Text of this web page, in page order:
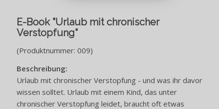
E-Book "Urlaub mit chronischer
Verstopfung"
(Produktnummer: 009)
Beschreibung:
Urlaub mit chronischer Verstopfung - und was ihr davor
wissen solltet. Urlaub mit einem Kind, das unter
chronischer Verstopfung leidet, braucht oft etwas